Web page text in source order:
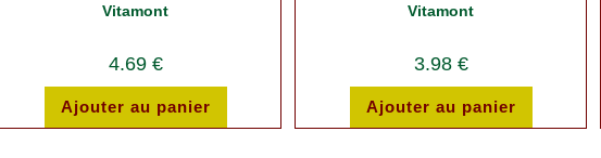
Vitamont
4.69 €
Ajouter au panier
Vitamont
3.98 €
Ajouter au panier